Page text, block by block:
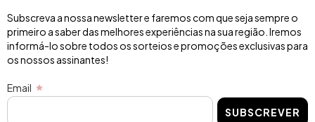
Subscreva a nossa newsletter e faremos com que seja sempre o
primeiro a saber das melhores experiências na sua região. Iremos
informá-lo sobre todos os sorteios e promoções exclusivas para
os nossos assinantes!
Email
SUBSCREVER